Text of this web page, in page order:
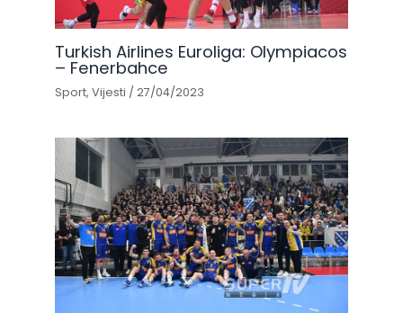
Turkish Airlines Euroliga: Olympiacos
– Fenerbahce
Sport,Vijesti /27/04/2023